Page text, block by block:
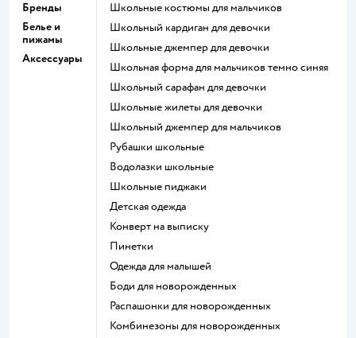
Бренды
Белье и
пижамы
Аксессуары
Школьные костюмы для мальчиков
Школьный кардиган для девочки
Школьные джемпер для девочки
Школьная форма для мальчиков темно синяя
Школьный сарафан для девочки
Школьные жилеты для девочки
Школьный джемпер для мальчиков
Рубашки школьные
Водолазки школьные
Школьные пиджаки
Детская одежда
Конверт на выписку
Пинетки
Одежда для малышей
Боди для новорожденных
Распашонки для новорожденных
Комбинезоны для новорожденных